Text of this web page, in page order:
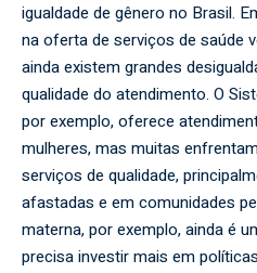
igualdade de gênero no Brasil.
na oferta de serviços de saúde
ainda existem grandes
qualidade do atendimento. O
por exemplo, oferece
mulheres, mas muitas
serviços de qualidade,
afastadas e em comunidades
materna, por exemplo, ainda é
precisa investir mais em